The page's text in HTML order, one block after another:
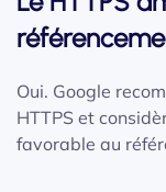
Oui. Google
HTTPS et
favorable au